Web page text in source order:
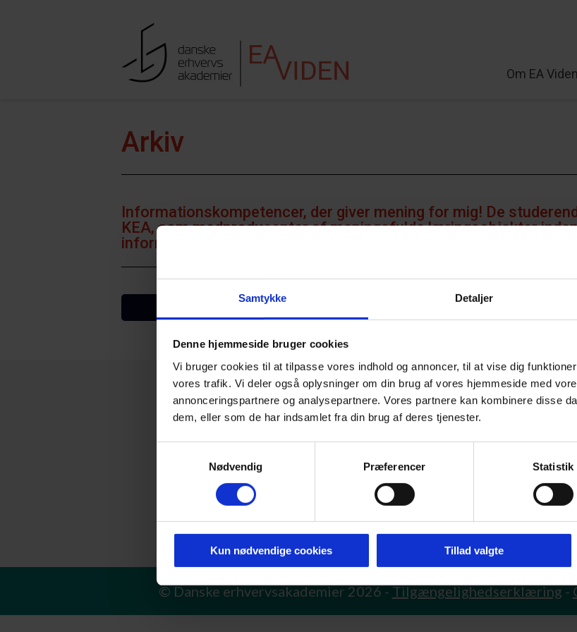
Samtykke Detaljer
Denne hjemmeside bruger cookies
Vi bruger cookies til at tilpasse vores indhold og annoncer, til at vise dig
vores trafik. Vi deler også oplysninger om din brug af vores hjemmeside med
annonceringspartnere og analysepartnere. Vores partnere kan kombinere disse
dem, eller som de har indsamlet fra din brug af deres tjenester.
Nødvendig
Præferencer Statistik
Kun nødvendige cookies Tillad valgte
Om EA Viden
Arkiv
Informationskompetencer, der giver mening for mig! De
KEA, som medproducenter af meningsfulde læringsobjekter
informationskompetencer
VIS FLERE
© Danske erhvervsakademier 2026 -Tilgængelighedserklæring-